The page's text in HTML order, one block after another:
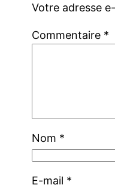
Votre adresse
Commentaire *
Nom *
E-mail *